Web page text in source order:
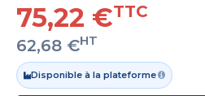
75,22 €TTC
62,68 €HT
Disponible à la plateforme